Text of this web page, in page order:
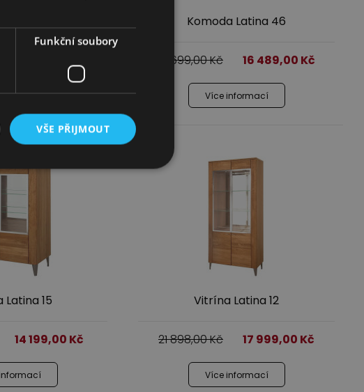
Komoda Latina 46
19 699,00Kč 16 489,00 Kč
Více informací
15
14 199,00 Kč
Vitrína Latina 12
21 898,00Kč 17 999,00 Kč
Více informací
Funkční soubory
VŠE PŘIJMOUT